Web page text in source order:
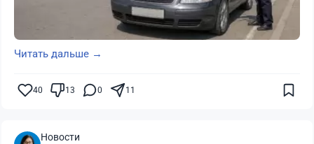
Читать дальше →
40 13 0 11
Новости